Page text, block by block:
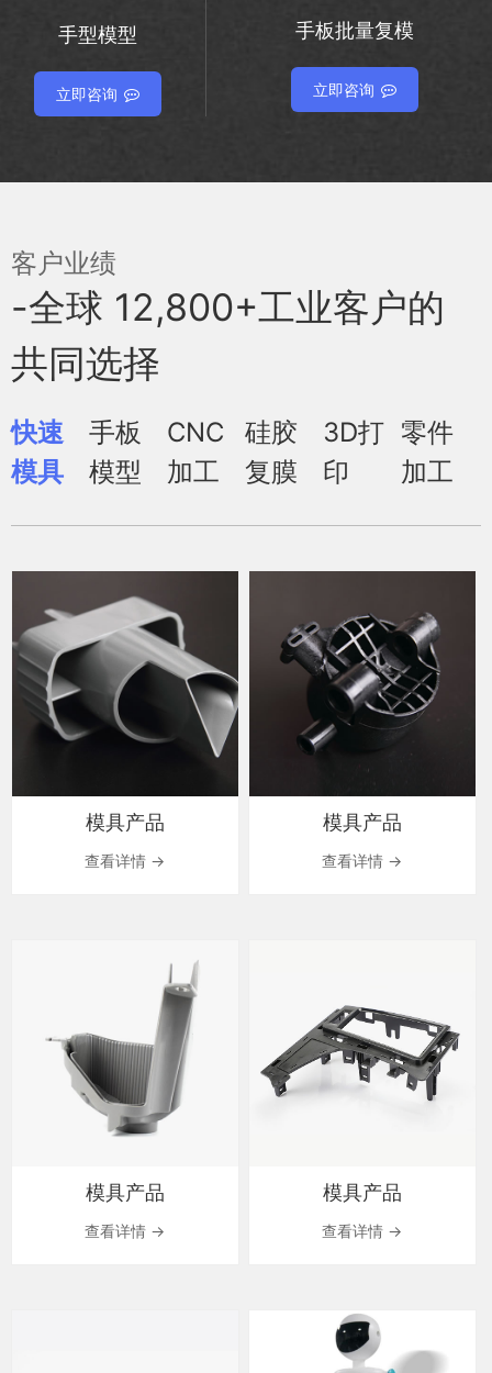
手型模型
立即咨询
手板批量复模
立即咨询
客户业绩
-全球 12,800+工业客户的
共同选择
快速
模具
手板
模型
CNC
加工
硅胶
复膜
3D打
印
零件
加工
模具产品
查看详情 →
模具产品
查看详情 →
模具产品
查看详情 →
模具产品
查看详情 →